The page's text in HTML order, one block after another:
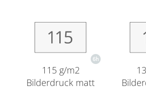
115 g/m2
Bilderdruck matt